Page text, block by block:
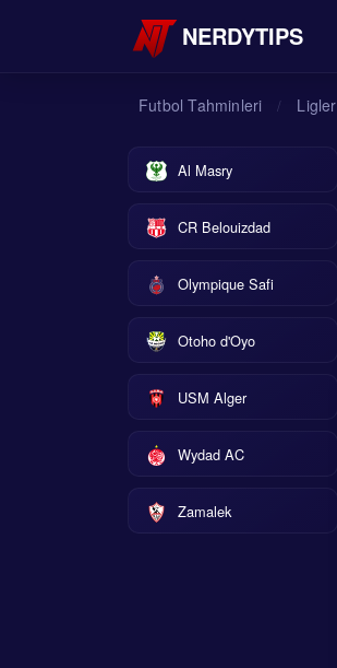
NERDYTIPS
Futbol Tahminleri / Ligler
Al Masry
CR Belouizdad
Olympique Safi
Otoho d'Oyo
USM Alger
Wydad AC
Zamalek